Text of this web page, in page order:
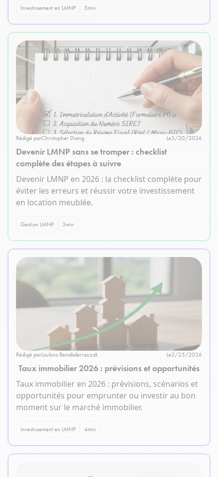
Investissement en LMNP 5min
Rédigé parChristopher Dieng Le3/20/2026
Devenir LMNP sans se tromper : checklist
complète des étapes à suivre
Devenir LMNP en 2026 : la checklist complète pour
éviter les erreurs et réussir votre investissement
en location meublée.
Gestion LMNP 3min
Rédigé parLoubna Benabderrazzak Le2/25/2026
Taux immobilier 2026 : prévisions et opportunités
Taux immobilier en 2026 : prévisions, scénarios et
opportunités pour emprunter ou investir au bon
moment sur le marché immobilier.
Investissement en LMNP 4min